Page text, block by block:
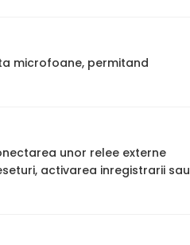
microfoane, permitand
unor relee externe
activarea inregistrarii sau